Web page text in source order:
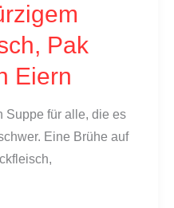
Pak
Eiern
Suppe für alle, die es
Eine Brühe auf